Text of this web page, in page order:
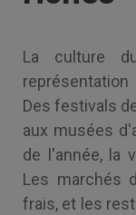
La culture
Des festivals
aux musées
de l'année, la
Les marchés
frais, et les